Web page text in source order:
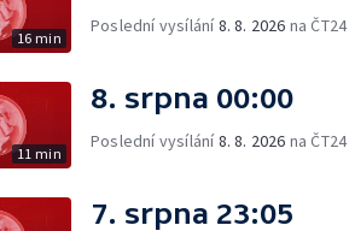
16 min
Poslední vysílání8. 8. 2026 na ČT24
11 min
8. srpna 00:00
Poslední vysílání8. 8. 2026 na ČT24
7. srpna 23:05